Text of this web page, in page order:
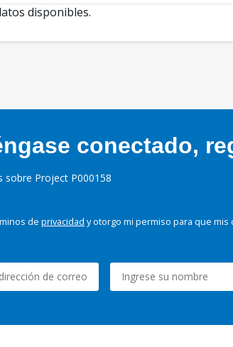
disponibles.
conectado,
sobre Project P000158
de privacidad y otorgo mi permiso para que